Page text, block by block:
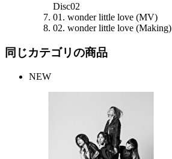
Disc02
01. wonder little love (MV)
02. wonder little love (Making)
同じカテゴリの商品
NEW